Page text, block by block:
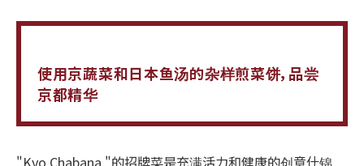
使用京蔬菜和日本鱼汤的杂样煎菜饼，品尝
京都精华
"Kyo Chabana "的招牌菜是充满活力和健康的创意什锦